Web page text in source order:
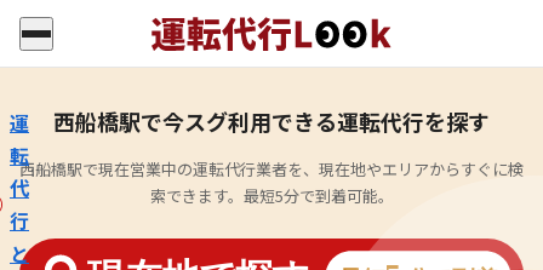
運
転
代
行
と
西船橋駅で今スグ利用できる運転代行を探す
西船橋駅で現在営業中の運転代行業者を、現在地やエリアからすぐに検
索できます。最短5分で到着可能。